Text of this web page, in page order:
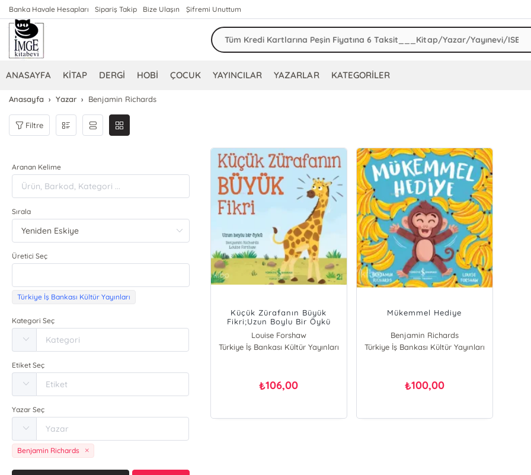
Banka Havale Hesapları Sipariş Takip Bize Ulaşın Şifremi Unuttum
ANASAYFA KİTAP DERGİ HOBİ ÇOCUK YAYINCILAR YAZARLAR KATEGORİLER
Anasayfa Yazar Benjamin Richards
Filtre
Aranan Kelime
Sırala
Üretici Seç
Türkiye İş Bankası Kültür Yayınları
Kategori Seç
Etiket Seç
Yazar Seç
Benjamin Richards
Küçük Zürafanın Büyük
Fikri;Uzun Boylu Bir Öykü
Louise Forshaw
Benjamin Richards
Türkiye İş Bankası Kültür Yayınları
₺106,00
Mükemmel Hediye
Benjamin Richards
Türkiye İş Bankası Kültür Yayınları
₺100,00